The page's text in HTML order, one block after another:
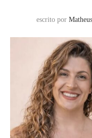
escrito por